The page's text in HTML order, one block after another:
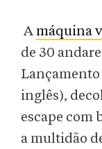
A máquina
de 30
Lançamento
inglês),
escape com
a multidão